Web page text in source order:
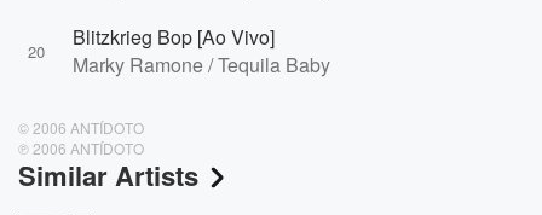
20
Blitzkrieg Bop [Ao Vivo]
Marky Ramone / Tequila Baby
© 2006 ANTÍDOTO
℗ 2006 ANTÍDOTO
Similar Artists